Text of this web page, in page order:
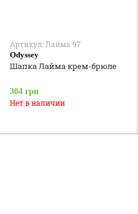
Артикул: Лайма 97
Odyssey
Шапка Лайма крем-брюле
304 грн
Нет в наличии